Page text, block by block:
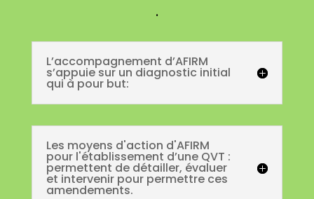
.
L’accompagnement d’AFIRM
s’appuie sur un diagnostic initial
qui à pour but:
Les moyens d'action d'AFIRM
pour l'établissement d’une QVT :
permettent de détailler, évaluer
et intervenir pour permettre ces
amendements.